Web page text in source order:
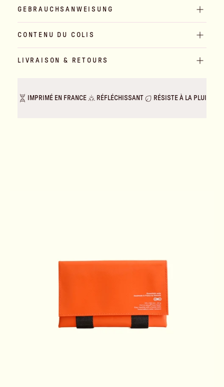
GEBRAUCHSANWEISUNG
CONTENU DU COLIS
LIVRAISON & RETOURS
IMPRIMÉ EN FRANCE RÉFLÉCHISSANT RÉSISTE À LA PLUIE &